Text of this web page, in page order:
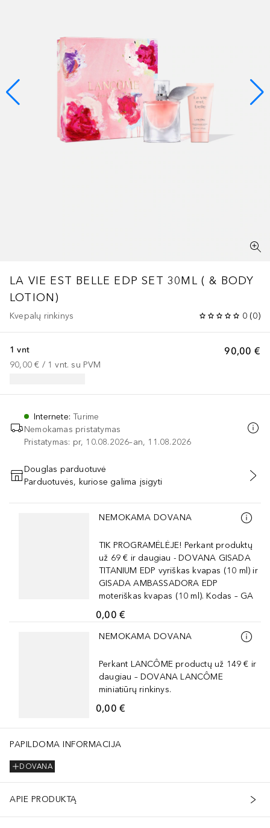
LA VIE EST BELLE EDP SET 30ML ( & BODY
LOTION)
Kvepalų rinkinys 0 (0)
90,00 €
1 vnt
90,00 € / 1 vnt. su PVM
Internete:Turime
Nemokamas pristatymas
Pristatymas: pr, 10.08.2026–an, 11.08.2026
PRIDĖTI Į KREPŠELĮ
Douglas parduotuvė
Parduotuvės, kuriose galima įsigyti
Praleisti slankiklį
NEMOKAMA DOVANA
TIK PROGRAMĖLĖJE! Perkant produktų
už 69 € ir daugiau - DOVANA GISADA
TITANIUM EDP vyriškas kvapas (10 ml) ir
GISADA AMBASSADORA EDP
moteriškas kvapas (10 ml). Kodas – GA
0,00 €
Praleisti slankiklį
NEMOKAMA DOVANA
Perkant LANCÔME productų už 149 € ir
daugiau – DOVANA LANCÔME
miniatiūrų rinkinys.
0,00 €
PAPILDOMA INFORMACIJA
DOVANA
APIE PRODUKTĄ